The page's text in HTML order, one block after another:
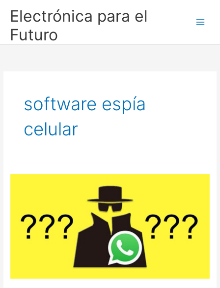
Electrónica para el
Futuro
software espía
celular
software
espía